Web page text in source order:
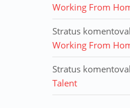
Working From
Stratus komentoval
Working From
Stratus komentoval
Talent